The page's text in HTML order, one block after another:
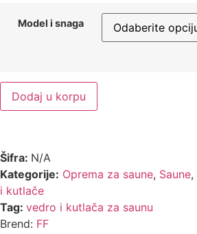
Model i snaga
Dodaj u korpu
Šifra: N/A
Kategorije: Oprema za saune, Saune,
i kutlače
Tag: vedro i kutlača za saunu
Brend: FF